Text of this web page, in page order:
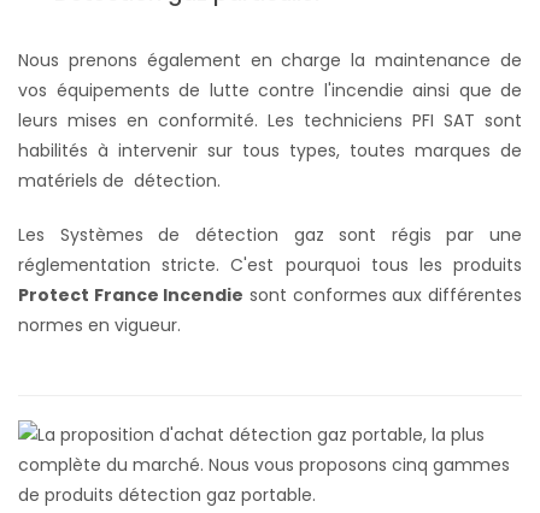
Nous prenons également en charge la maintenance de
vos équipements de lutte contre l'incendie ainsi que de
leurs mises en conformité. Les techniciens PFI SAT sont
habilités à intervenir sur tous types, toutes marques de
matériels de détection.
Les Systèmes de détection gaz sont régis par une
réglementation stricte. C'est pourquoi tous les produits
Protect France Incendie sont conformes aux différentes
normes en vigueur.